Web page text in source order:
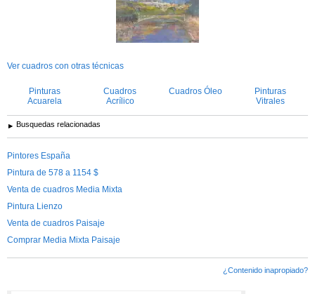
Ver cuadros con otras técnicas
Pinturas
Acuarela
Cuadros
Acrílico
Cuadros Óleo
Pinturas
Vitrales
Busquedas relacionadas
Pintores España
Pintura de 578 a 1154 $
Venta de cuadros Media Mixta
Pintura Lienzo
Venta de cuadros Paisaje
Comprar Media Mixta Paisaje
¿Contenido inapropiado?